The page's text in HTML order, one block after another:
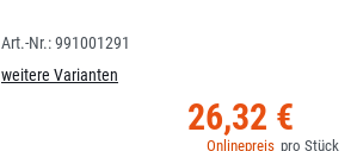
991001291
weitere Varianten
26,32 €